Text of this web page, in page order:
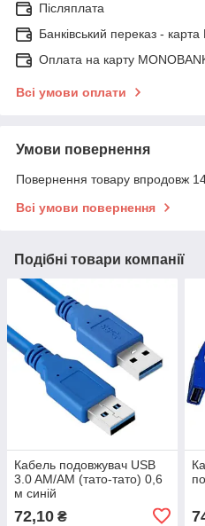
Післяплата
Банківський переказ -
Оплата на карту
Всі умови оплати
Умови повернення
Повернення товару впродовж
Всі умови повернення
Подібні товари компанії
Кабель подовжувач USB
3.0 AM/AM (тато-тато) 0,6
м синій
72,10 ₴